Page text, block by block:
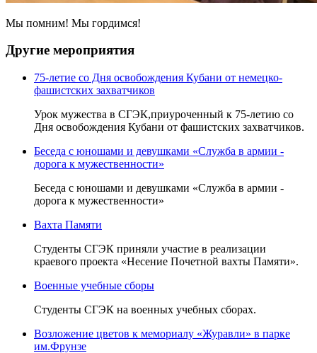
Мы помним! Мы гордимся!
Другие мероприятия
75-летие со Дня освобождения Кубани от немецко-
фашистских захватчиков
Урок мужества в СГЭК,приуроченный к 75-летию со
Дня освобождения Кубани от фашистских захватчиков.
Беседа с юношами и девушками «Служба в армии -
дорога к мужественности»
Беседа с юношами и девушками «Служба в армии -
дорога к мужественности»
Вахта Памяти
Студенты СГЭК приняли участие в реализации
краевого проекта «Несение Почетной вахты Памяти».
Военные учебные сборы
Студенты СГЭК на военных учебных сборах.
Возложение цветов к мемориалу «Журавли» в парке
им.Фрунзе